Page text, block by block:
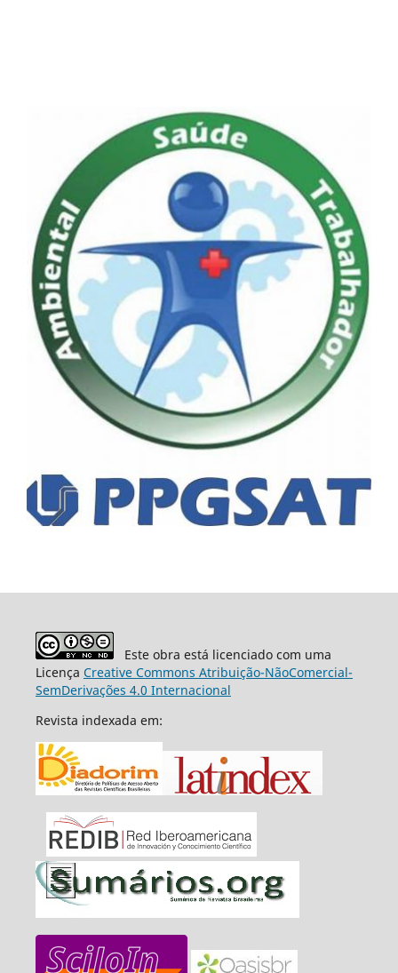
Este obra está licenciado com uma
Licença Creative Commons Atribuição-NãoComercial-
SemDerivações 4.0 Internacional
Revista indexada em: